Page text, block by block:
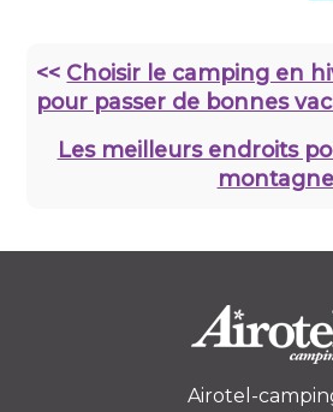
<< Choisir le camping en
pour passer de bonnes
Les meilleurs endroits
Airotel-